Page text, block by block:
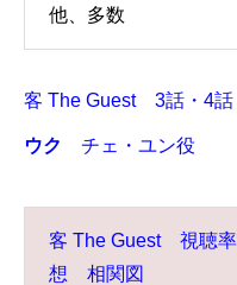
他、多数
客 The Guest 3話・4
ウク チェ・ユン役
客 The Guest 視聴
想 相関図